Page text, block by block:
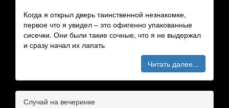
Когда я открыл дверь таинственной незнакомке,
первое что я увидел – это офигенно упакованные
сисечки. Они были такие сочные, что я не выдержал
и сразу начал их лапать
Читать далее...
Случай на вечеринке